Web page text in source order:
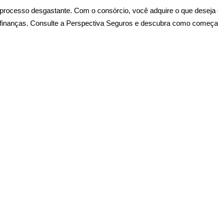
desgastante. Com o consórcio, você adquire o que deseja
Consulte a Perspectiva Seguros e descubra como